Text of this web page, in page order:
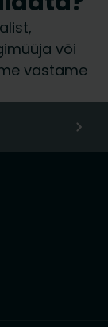
või
vastame